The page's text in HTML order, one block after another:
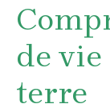
de vie
terre